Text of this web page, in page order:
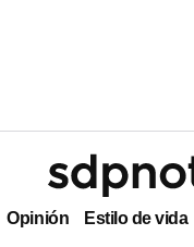
Opinión Estilo de vida